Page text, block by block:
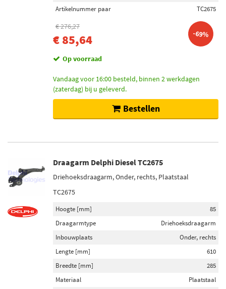
Artikelnummer paar
TC2675
€ 276,27
€ 85,64 -69%
Op voorraad
Vandaag voor 16:00 besteld, binnen 2 werkdagen
(zaterdag) bij u geleverd.
Bestellen
Draagarm Delphi Diesel TC2675
Driehoeksdraagarm, Onder, rechts, Plaatstaal
TC2675
Hoogte [mm]
85
Draagarmtype
Driehoeksdraagarm
Inbouwplaats
Onder, rechts
Lengte [mm]
610
Breedte [mm]
285
Materiaal
Plaatstaal